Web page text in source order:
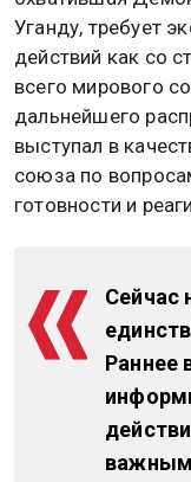
Уганду, требует
действий как со
всего мирового
дальнейшего
выступал в
союза по
готовности и
Сейчас
Раннее